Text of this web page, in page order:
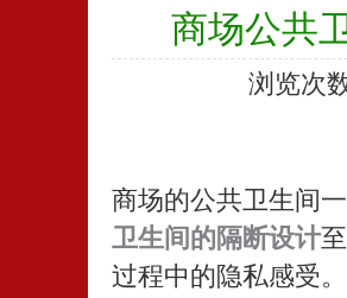
商场公共
浏览次
商场的公共卫生间
卫生间的隔断设计
过程中的隐私感受